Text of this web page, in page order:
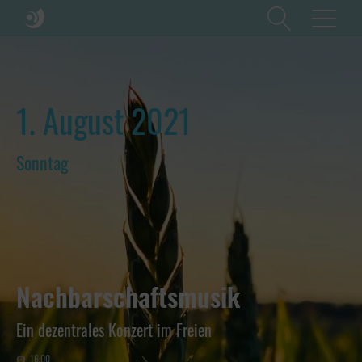
1. August 2021
Sonntag
Nachbarschaftsmusik
Ein dezentrales Konzert im Freien
16:00